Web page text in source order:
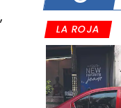
LA ROJA